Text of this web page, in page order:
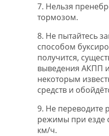
7. Нельзя
тормозом.
8. Не пытайтесь
способом
получится,
выведения АКПП
некоторым
средств и
9. Не переводите
режимы при езде
км/ч.